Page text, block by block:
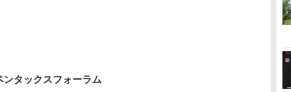
タックスフォーラム